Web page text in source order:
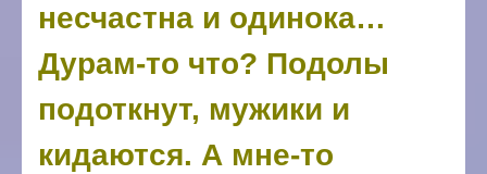
несчастна и одинока…
Дурам-то что? Подолы
подоткнут, мужики и
кидаются. А мне-то